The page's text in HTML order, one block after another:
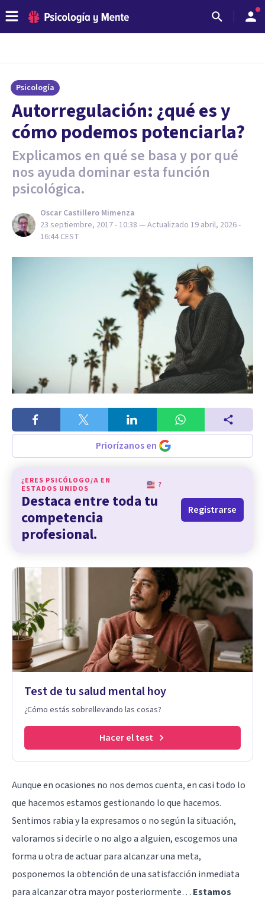
Psicología
​Autorregulación: ¿qué es y
cómo podemos potenciarla?
Explicamos en qué se basa y por qué
nos ayuda dominar esta función
psicológica.
Oscar Castillero Mimenza
23 septiembre, 2017 - 10:38 — Actualizado 19 abril, 2026 -
16:44 CEST
Priorízanos en
¿ERES PSICÓLOGO/A EN
ESTADOS UNIDOS
?
Destaca entre toda tu
competencia
profesional.
Registrarse
Test de tu salud mental hoy
¿Cómo estás sobrellevando las cosas?
Hacer el test
Aunque en ocasiones no nos demos cuenta, en casi todo lo
que hacemos estamos gestionando lo que hacemos.
Sentimos rabia y la expresamos o no según la situación,
valoramos si decirle o no algo a alguien, escogemos una
forma u otra de actuar para alcanzar una meta,
posponemos la obtención de una satisfacción inmediata
para alcanzar otra mayor posteriormente… Estamos